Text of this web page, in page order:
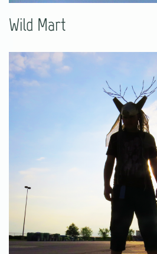
Wild Mart